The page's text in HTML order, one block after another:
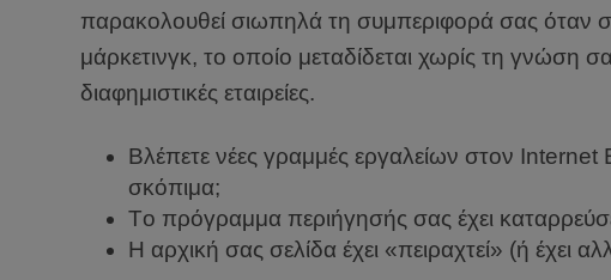
παρακολουθεί σιωπηλά τη συμπεριφορά σας όταν
μάρκετινγκ, το οποίο μεταδίδεται χωρίς τη γνώση
διαφημιστικές εταιρείες.
Βλέπετε νέες γραμμές εργαλείων στον Internet
σκόπιμα;
Tο πρόγραμμα περιήγησής σας έχει
H αρχική σας σελίδα έχει «πειραχτεί» (ή έχει